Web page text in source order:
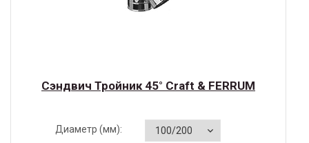
Сэндвич Тройник 45° Craft & FERRUM
Диаметр (мм):